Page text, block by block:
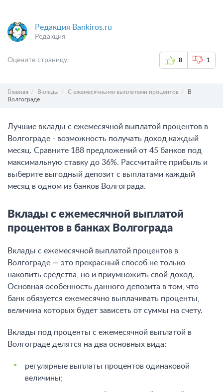
Редакция Bankiros.ru
Редакция
Оцените страницу: 8 1
Главная Вклады С ежемесячными выплатами процентов
В
Волгограде
Лучшие вклады с ежемесячной выплатой процентов в
Волгограде - возможность получать доход каждый
месяц. Сравните 188 предложений от 45 банков под
максимальную ставку до 36%. Рассчитайте прибыль и
выберите выгодный депозит с выплатами каждый
месяц в одном из банков Волгограда.
Вклады с ежемесячной выплатой
процентов в банках Волгограда
Вклады с ежемесячной выплатой процентов в
Волгограде — это прекрасный способ не только
накопить средства, но и приумножить свой доход.
Основная особенность данного депозита в том, что
банк обязуется ежемесячно выплачивать проценты,
величина которых будет зависеть от суммы на счету.
Вклады под проценты с ежемесячной выплатой в
Волгограде делятся на два основных вида:
регулярные выплаты процентов одинаковой
величины;